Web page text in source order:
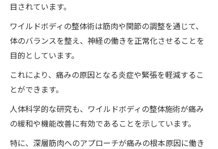
目されています。
ワイルドボディの整体術は筋肉や関節の調整を通じて、
体のバランスを整え、神経の働きを正常化させることを
目的としています。
これにより、痛みの原因となる炎症や緊張を軽減するこ
とができます。
人体科学的な研究も、ワイルドボディの整体施術が痛み
の緩和や機能改善に有効であることを示しています。
特に、深層筋肉へのアプローチが痛みの根本原因に働き